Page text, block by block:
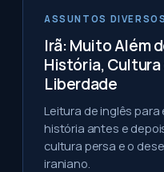
ASSUNTOS DIVERSOS
Irã: Muito Além
História, Cultura
Liberdade
Leitura de inglês
história antes e
cultura persa e o
iraniano.